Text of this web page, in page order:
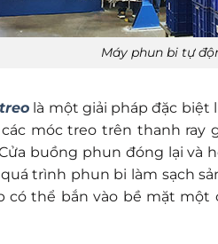
Máy phun bi tự
là một giải pháp đặc biệt
móc treo trên thanh ray
buồng phun đóng lại và
trình phun bi làm sạch
có thể bắn vào bề mặt một